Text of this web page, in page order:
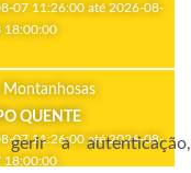
07 11:26:00 até 2026-08-
18:00:00
Montanhosas
QUENTE
07 11:26:00 até 2026-08-
18:00:00
a autenticação,